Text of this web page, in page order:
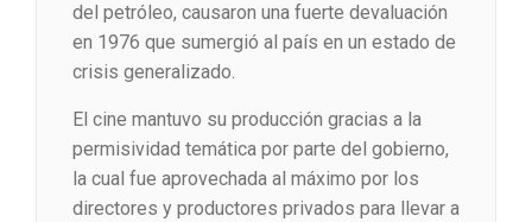
del petróleo, causaron una fuerte devaluación
en 1976 que sumergió al país en un estado de
crisis generalizado.
El cine mantuvo su producción gracias a la
permisividad temática por parte del gobierno,
la cual fue aprovechada al máximo por los
directores y productores privados para llevar a